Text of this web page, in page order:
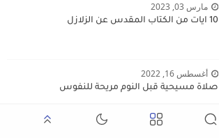
مارس 03, 2023
10 ايات من الكتاب المقدس عن الزلازل
أغسطس 16, 2022
صلاة مسيحية قبل النوم مريحة للنفوس